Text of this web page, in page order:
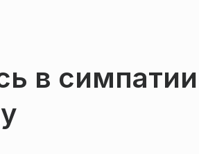
в симпатии